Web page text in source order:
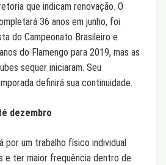
que indicam renovação. O
36 anos em junho, foi
do Campeonato Brasileiro e
do Flamengo para 2019, mas as
sequer iniciaram. Seu
definirá sua continuidade.
dezembro
por um trabalho físico individual
e ter maior frequência dentro de